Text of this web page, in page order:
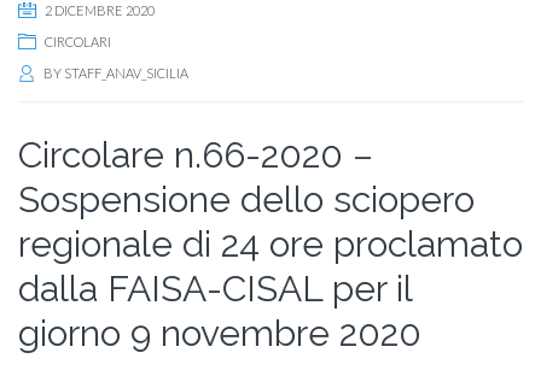
2 DICEMBRE 2020
CIRCOLARI
BY STAFF_ANAV_SICILIA
Circolare n.66-2020 –
Sospensione dello sciopero
regionale di 24 ore proclamato
dalla FAISA-CISAL per il
giorno 9 novembre 2020